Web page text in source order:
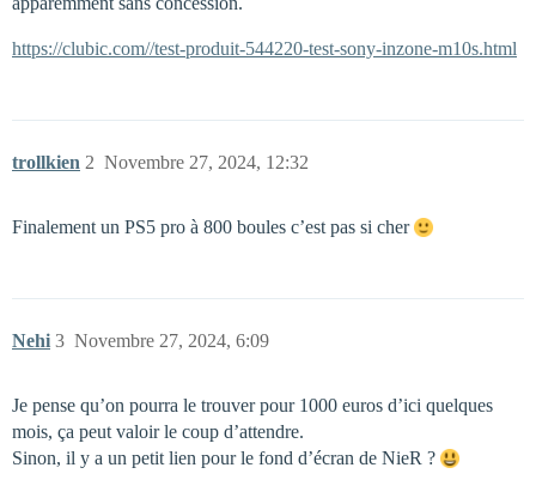
https://clubic.com//test-produit-544220-test-sony-inzone-m10s.html
trollkien Novembre 27, 2024, 12:32
2
Finalement un PS5 pro à 800 boules c’est pas si cher
Nehi Novembre 27, 2024, 6:09
3
Je pense qu’on pourra le trouver pour 1000 euros d’ici quelques
mois, ça peut valoir le coup d’attendre.
Sinon, il y a un petit lien pour le fond d’écran de NieR ?